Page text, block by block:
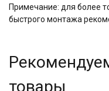
Примечание: для более
быстрого монтажа
товары